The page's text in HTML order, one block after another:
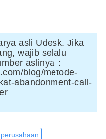
asli Udesk. Jika
wajib selalu
aslinya：
blog/metode-
abandonment-call-